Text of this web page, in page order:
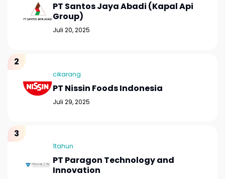
PT Santos Jaya Abadi (Kapal Api
Group)
Juli 20, 2025
cikarang
PT Nissin Foods Indonesia
Juli 29, 2025
1tahun
PT Paragon Technology and
Innovation